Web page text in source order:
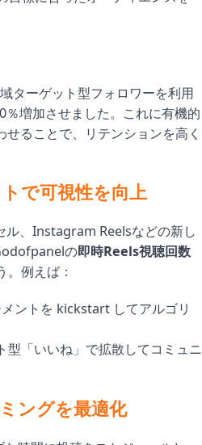
ターゲット型フォロワーを利用
増加させました。これに有機的
ることで、リテンションを高く
で可視性を向上
ル、Instagram Reelsなどの新し
の即時Reels視聴回数
例えば：
ントを kickstart してアルゴリ
型「いいね」で拡散してコミュニ
ングを最適化